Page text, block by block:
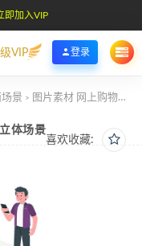
即加入VIP
VIP 登录
景 > 图片素材 网上购物消费电商购物车等距立体场景
喜欢收藏:
体场景